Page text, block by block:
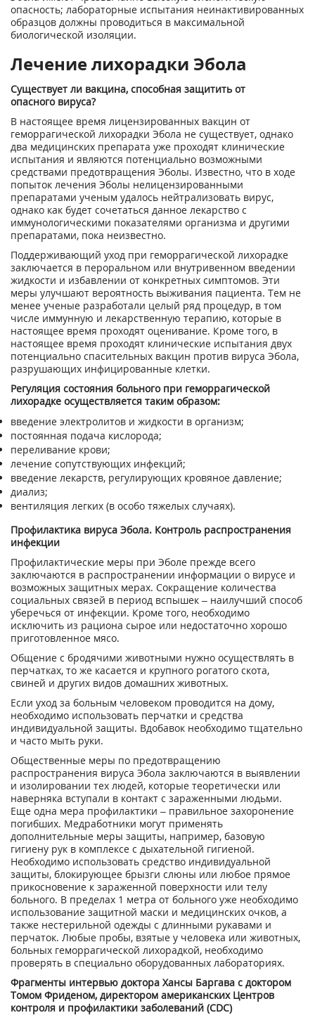
опасность; лабораторные испытания неинактивированных
образцов должны проводиться в максимальной
биологической изоляции.
Лечение лихорадки Эбола
Существует ли вакцина, способная защитить от
опасного вируса?
В настоящее время лицензированных вакцин от
геморрагической лихорадки Эбола не существует, однако
два медицинских препарата уже проходят клинические
испытания и являются потенциально возможными
средствами предотвращения Эболы. Известно, что в ходе
попыток лечения Эболы нелицензированными
препаратами ученым удалось нейтрализовать вирус,
однако как будет сочетаться данное лекарство с
иммунологическими показателями организма и другими
препаратами, пока неизвестно.
Поддерживающий уход при геморрагической лихорадке
заключается в пероральном или внутривенном введении
жидкости и избавлении от конкретных симптомов. Эти
меры улучшают вероятность выживания пациента. Тем не
менее ученые разработали целый ряд процедур, в том
числе иммунную и лекарственную терапию, которые в
настоящее время проходят оценивание. Кроме того, в
настоящее время проходят клинические испытания двух
потенциально спасительных вакцин против вируса Эбола,
разрушающих инфицированные клетки.
Регуляция состояния больного при геморрагической
лихорадке осуществляется таким образом:
введение электролитов и жидкости в организм;
постоянная подача кислорода;
переливание крови;
лечение сопутствующих инфекций;
введение лекарств, регулирующих кровяное давление;
диализ;
вентиляция легких (в особо тяжелых случаях).
Профилактика вируса Эбола. Контроль распространения
инфекции
Профилактические меры при Эболе прежде всего
заключаются в распространении информации о вирусе и
возможных защитных мерах. Сокращение количества
социальных связей в период вспышек – наилучший способ
уберечься от инфекции. Кроме того, необходимо
исключить из рациона сырое или недостаточно хорошо
приготовленное мясо.
Общение с бродячими животными нужно осуществлять в
перчатках, то же касается и крупного рогатого скота,
свиней и других видов домашних животных.
Если уход за больным человеком проводится на дому,
необходимо использовать перчатки и средства
индивидуальной защиты. Вдобавок необходимо тщательно
и часто мыть руки.
Общественные меры по предотвращению
распространения вируса Эбола заключаются в выявлении
и изолировании тех людей, которые теоретически или
наверняка вступали в контакт с зараженными людьми.
Еще одна мера профилактики – правильное захоронение
погибших. Медработники могут применять
дополнительные меры защиты, например, базовую
гигиену рук в комплексе с дыхательной гигиеной.
Необходимо использовать средство индивидуальной
защиты, блокирующее брызги слюны или любое прямое
прикосновение к зараженной поверхности или телу
больного. В пределах 1 метра от больного уже необходимо
использование защитной маски и медицинских очков, а
также нестерильной одежды с длинными рукавами и
перчаток. Любые пробы, взятые у человека или животных,
больных геморрагической лихорадкой, необходимо
проверять в специально оборудованных лабораториях.
Фрагменты интервью доктора Хансы Баргава с доктором
Томом Фриденом, директором американских Центров
контроля и профилактики заболеваний (CDC)